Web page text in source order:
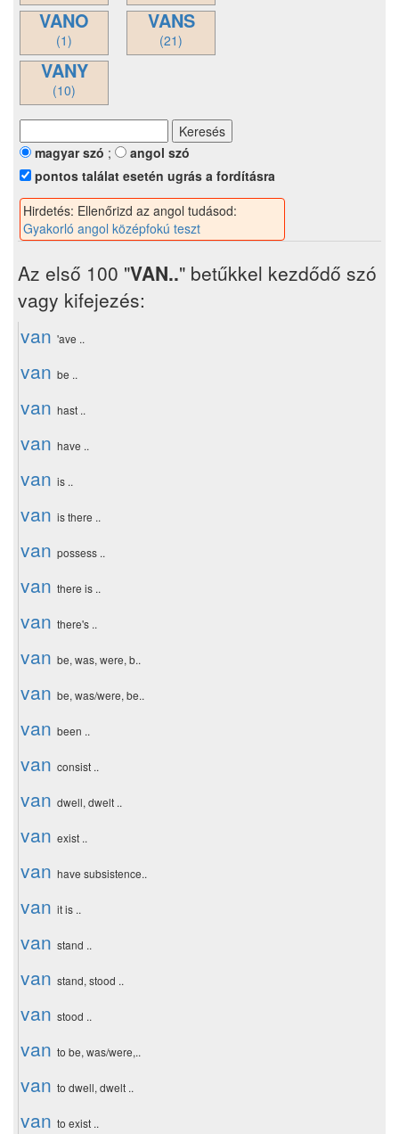
VANO
(1)
VANS
(21)
VANY
(10)
magyar szó ;
angol szó
pontos találat esetén ugrás a fordításra
Hirdetés: Ellenőrizd az angol tudásod:
Gyakorló angol középfokú teszt
Az első 100 "VAN.." betűkkel kezdődő szó
vagy kifejezés:
van 'ave ..
van be ..
van hast ..
van have ..
van is ..
van is there ..
van possess ..
van there is ..
van there's ..
van be, was, were, b..
van be, was/were, be..
van been ..
van consist ..
van dwell, dwelt ..
van exist ..
van have subsistence..
van it is ..
van stand ..
van stand, stood ..
van stood ..
van to be, was/were,..
van to dwell, dwelt ..
van to exist ..